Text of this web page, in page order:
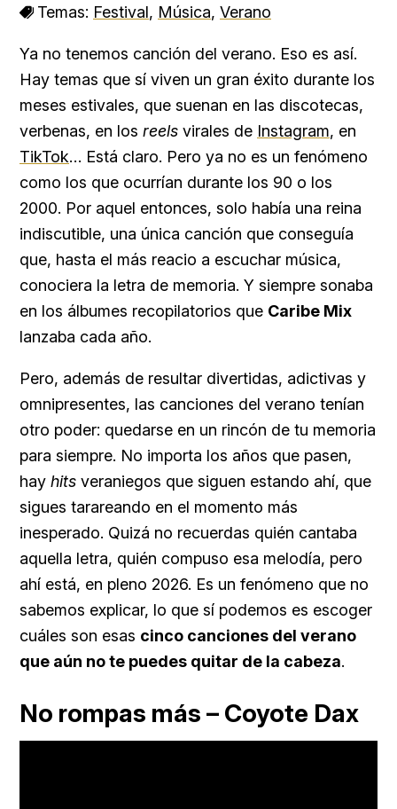
Temas: Festival, Música, Verano
Ya no tenemos canción del verano. Eso es así.
Hay temas que sí viven un gran éxito durante los
meses estivales, que suenan en las discotecas,
verbenas, en los reels virales de Instagram, en
TikTok… Está claro. Pero ya no es un fenómeno
como los que ocurrían durante los 90 o los
2000. Por aquel entonces, solo había una reina
indiscutible, una única canción que conseguía
que, hasta el más reacio a escuchar música,
conociera la letra de memoria. Y siempre sonaba
en los álbumes recopilatorios que Caribe Mix
lanzaba cada año.
Pero, además de resultar divertidas, adictivas y
omnipresentes, las canciones del verano tenían
otro poder: quedarse en un rincón de tu memoria
para siempre. No importa los años que pasen,
hay hits veraniegos que siguen estando ahí, que
sigues tarareando en el momento más
inesperado. Quizá no recuerdas quién cantaba
aquella letra, quién compuso esa melodía, pero
ahí está, en pleno 2026. Es un fenómeno que no
sabemos explicar, lo que sí podemos es escoger
cuáles son esas cinco canciones del verano
que aún no te puedes quitar de la cabeza.
No rompas más – Coyote Dax